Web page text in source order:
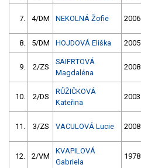
7. 4/DM NEKOLNÁ Žofie 2006
8. 5/DM HOJDOVÁ Eliška 2005
9. 2/ZS
SAIFRTOVÁ
Magdaléna
2008
10. 2/DS
RŮŽIČKOVÁ
Kateřina
2003
11. 3/ZS VACULOVÁ Lucie 2008
12. 2/VM
KVAPILOVÁ
Gabriela
1978